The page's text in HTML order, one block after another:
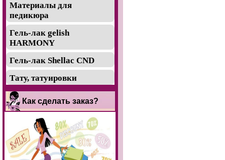
Материалы для
педикюра
Гель-лак gelish
HARMONY
Гель-лак Shellac CND
Тату, татуировки
Как сделать заказ?